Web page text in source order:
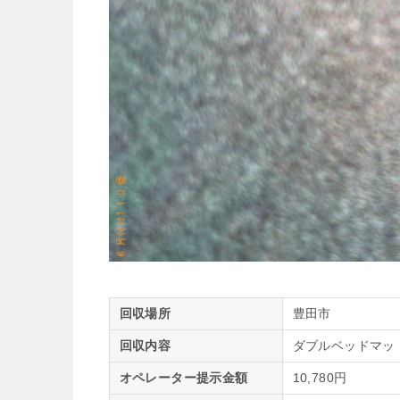
回収場所 豊田市
回収内容 ダブルベッドマッ
オペレーター提示金額 10,780円